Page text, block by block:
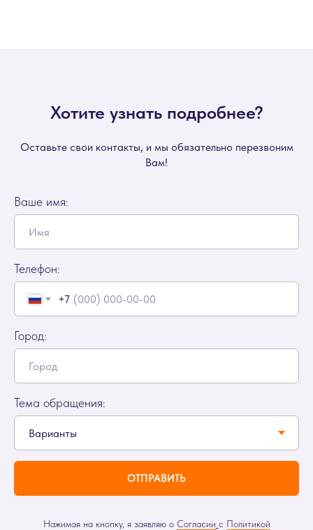
Хотите узнать подробнее?
Оставьте свои контакты, и мы обязательно перезвоним
Вам!
Ваше имя:
Телефон:
+7
Город:
Тема обращения:
ОТПРАВИТЬ
Нажимая на кнопку, я заявляю о Согласии с Политикой